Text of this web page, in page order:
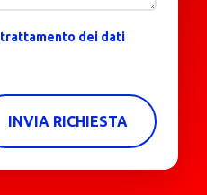
trattamento dei dati
INVIA RICHIESTA